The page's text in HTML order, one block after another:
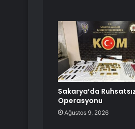
Sakarya’da
Operasyonu
Ağustos 9, 2026